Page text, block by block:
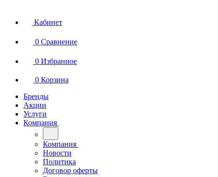
Кабинет
0 Сравнение
0 Избранное
0 Корзина
Бренды
Акции
Услуги
Компания
Компания
Новости
Политика
Договор оферты